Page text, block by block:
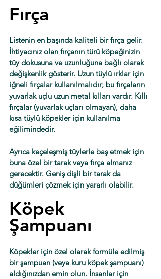
Fırça
Listenin en başında kaliteli bir fırça gelir.
İhtiyacınız olan fırçanın türü köpeğinizin
tüy dokusuna ve uzunluğuna bağlı olarak
değişkenlik gösterir. Uzun tüylü ırklar için
iğneli fırçalar kullanılmalıdır; bu fırçaların
yuvarlak uçlu uzun metal kılları vardır. Kıllı
fırçalar (yuvarlak uçları olmayan), daha
kısa tüylü köpekler için kullanılma
eğilimindedir.
Ayrıca keçeleşmiş tüylerle baş etmek için
buna özel bir tarak veya fırça almanız
gerecektir. Geniş dişli bir tarak da
düğümleri çözmek için yararlı olabilir.
Köpek
Şampuanı
Köpekler için özel olarak formüle edilmiş
bir şampuan (veya kuru köpek şampuanı)
aldığınızdan emin olun. İnsanlar için